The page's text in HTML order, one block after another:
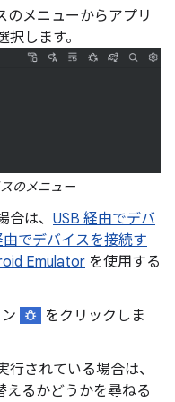
のメニューからアプリ
します。
のメニュー
は、 USB 経由でデバ
でデバイスを接続す
Emulator を使用する
をクリックしま
されている場合は、
えるかどうかを尋ねる